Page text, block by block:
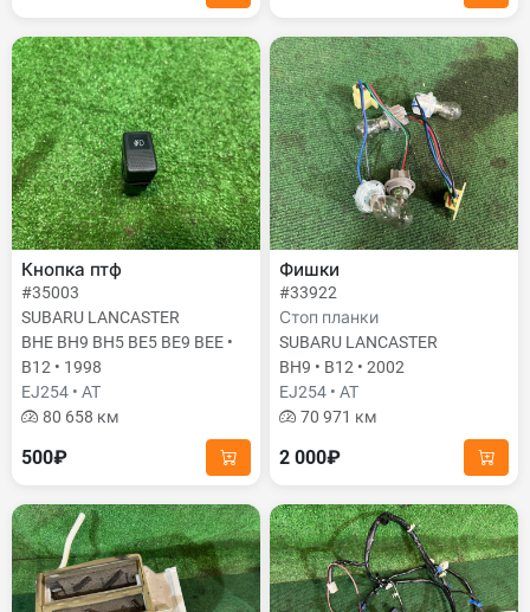
Кнопка птф
#35003
SUBARU LANCASTER
BHE BH9 BH5 BE5 BE9 BEE •
B12 • 1998
EJ254 • AT
80 658 км
500₽
Фишки
#33922
Стоп планки
SUBARU LANCASTER
BH9 • B12 • 2002
EJ254 • AT
70 971 км
2 000₽